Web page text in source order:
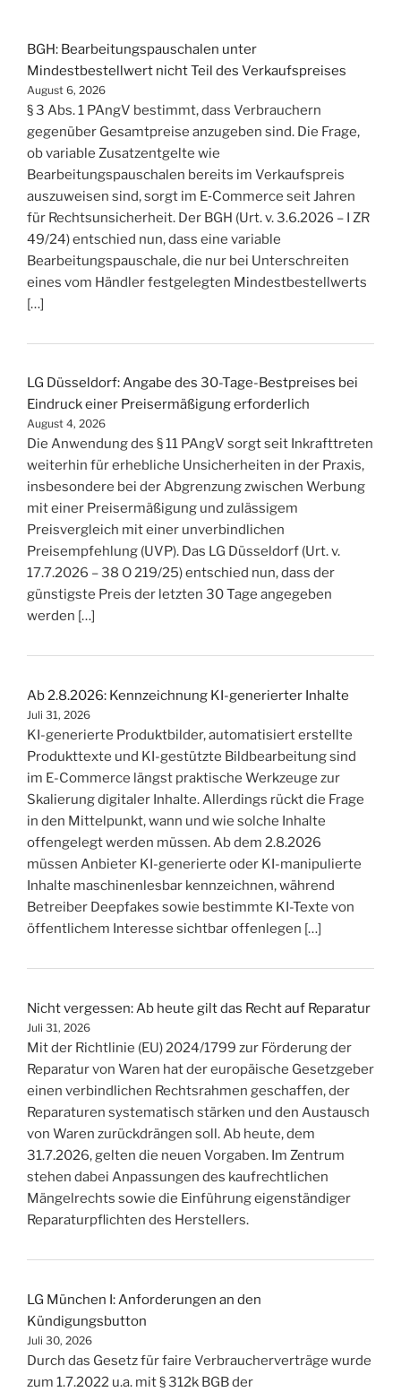
BGH: Bearbeitungspauschalen unter
Mindestbestellwert nicht Teil des Verkaufspreises
August 6, 2026
§ 3 Abs. 1 PAngV bestimmt, dass Verbrauchern
gegenüber Gesamtpreise anzugeben sind. Die Frage,
ob variable Zusatzentgelte wie
Bearbeitungspauschalen bereits im Verkaufspreis
auszuweisen sind, sorgt im E‑Commerce seit Jahren
für Rechtsunsicherheit. Der BGH (Urt. v. 3.6.2026 – I ZR
49/24) entschied nun, dass eine variable
Bearbeitungspauschale, die nur bei Unterschreiten
eines vom Händler festgelegten Mindestbestellwerts
[…]
LG Düsseldorf: Angabe des 30-Tage-Bestpreises bei
Eindruck einer Preisermäßigung erforderlich
August 4, 2026
Die Anwendung des § 11 PAngV sorgt seit Inkrafttreten
weiterhin für erhebliche Unsicherheiten in der Praxis,
insbesondere bei der Abgrenzung zwischen Werbung
mit einer Preisermäßigung und zulässigem
Preisvergleich mit einer unverbindlichen
Preisempfehlung (UVP). Das LG Düsseldorf (Urt. v.
17.7.2026 – 38 O 219/25) entschied nun, dass der
günstigste Preis der letzten 30 Tage angegeben
werden […]
Ab 2.8.2026: Kennzeichnung KI-generierter Inhalte
Juli 31, 2026
KI-generierte Produktbilder, automatisiert erstellte
Produkttexte und KI-gestützte Bildbearbeitung sind
im E-Commerce längst praktische Werkzeuge zur
Skalierung digitaler Inhalte. Allerdings rückt die Frage
in den Mittelpunkt, wann und wie solche Inhalte
offengelegt werden müssen. Ab dem 2.8.2026
müssen Anbieter KI-generierte oder KI-manipulierte
Inhalte maschinenlesbar kennzeichnen, während
Betreiber Deepfakes sowie bestimmte KI-Texte von
öffentlichem Interesse sichtbar offenlegen […]
Nicht vergessen: Ab heute gilt das Recht auf Reparatur
Juli 31, 2026
Mit der Richtlinie (EU) 2024/1799 zur Förderung der
Reparatur von Waren hat der europäische Gesetzgeber
einen verbindlichen Rechtsrahmen geschaffen, der
Reparaturen systematisch stärken und den Austausch
von Waren zurückdrängen soll. Ab heute, dem
31.7.2026, gelten die neuen Vorgaben. Im Zentrum
stehen dabei Anpassungen des kaufrechtlichen
Mängelrechts sowie die Einführung eigenständiger
Reparaturpflichten des Herstellers.
LG München I: Anforderungen an den
Kündigungsbutton
Juli 30, 2026
Durch das Gesetz für faire Verbraucherverträge wurde
zum 1.7.2022 u.a. mit § 312k BGB der